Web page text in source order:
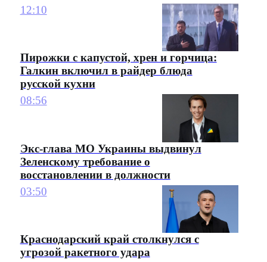
12:10
Пирожки с капустой, хрен и горчица:
Галкин включил в райдер блюда
русской кухни
08:56
Экс-глава МО Украины выдвинул
Зеленскому требование о
восстановлении в должности
03:50
Краснодарский край столкнулся с
угрозой ракетного удара